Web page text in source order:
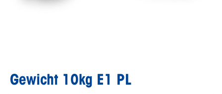
Gewicht 10kg E1 PL